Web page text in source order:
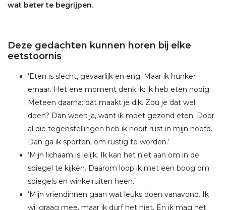
wat beter te begrijpen.
Deze gedachten kunnen horen bij elke
eetstoornis
‘Eten is slecht, gevaarlijk en eng. Maar ik hunker
ernaar. Het ene moment denk ik: ik heb eten nodig.
Meteen daarna: dat maakt je dik. Zou je dat wel
doen? Dan weer: ja, want ik moet gezond eten. Door
al die tegenstellingen heb ik nooit rust in mijn hoofd.
Dan ga ik sporten, om rustig te worden.’
‘Mijn lichaam is lelijk. Ik kan het niet aan om in de
spiegel te kijken. Daarom loop ik met een boog om
spiegels en winkelruiten heen.’
‘Mijn vriendinnen gaan wat leuks doen vanavond. Ik
wil graag mee, maar ik durf het niet. En ik mag het